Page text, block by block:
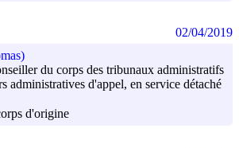
du corps des tribunaux administratifs
administratives d'appel, en service détaché
d'origine
02/04/2019